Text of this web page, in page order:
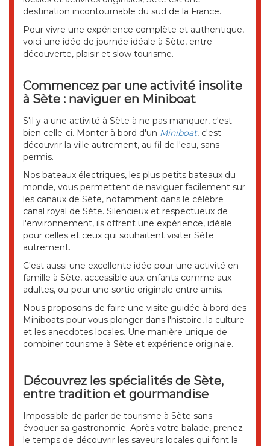
destination incontournable du sud de la France.
Pour vivre une expérience complète et authentique,
voici une idée de journée idéale à Sète, entre
découverte, plaisir et slow tourisme.
Commencez par une activité insolite
à Sète : naviguer en Miniboat
S'il y a une activité à Sète à ne pas manquer, c'est
bien celle-ci. Monter à bord d'un Miniboat, c'est
découvrir la ville autrement, au fil de l'eau, sans
permis.
Nos bateaux électriques, les plus petits bateaux du
monde, vous permettent de naviguer facilement sur
les canaux de Sète, notamment dans le célèbre
canal royal de Sète. Silencieux et respectueux de
l'environnement, ils offrent une expérience, idéale
pour celles et ceux qui souhaitent visiter Sète
autrement.
C'est aussi une excellente idée pour une activité en
famille à Sète, accessible aux enfants comme aux
adultes, ou pour une sortie originale entre amis.
Nous proposons de faire une visite guidée à bord des
Miniboats pour vous plonger dans l'histoire, la culture
et les anecdotes locales. Une manière unique de
combiner tourisme à Sète et expérience originale.
Découvrez les spécialités de Sète,
entre tradition et gourmandise
Impossible de parler de tourisme à Sète sans
évoquer sa gastronomie. Après votre balade, prenez
le temps de découvrir les saveurs locales qui font la